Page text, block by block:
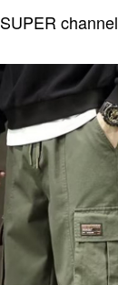
SUPER channel